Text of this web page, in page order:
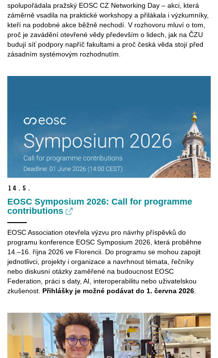
spolupořádala pražský EOSC CZ Networking Day – akci, která
záměrně vsadila na praktické workshopy a přilákala i výzkumníky,
kteří na podobné akce běžně nechodí. V rozhovoru mluví o tom,
proč je zavádění otevřené vědy především o lidech, jak na ČZU
budují síť podpory napříč fakultami a proč česká věda stojí před
zásadním systémovým rozhodnutím.
14. 5.
EOSC Symposium 2026: Call for programme
contributions
EOSC Association otevřela výzvu pro návrhy příspěvků do
programu konference EOSC Symposium 2026, která proběhne
14.–16. října 2026 ve Florencii. Do programu se mohou zapojit
jednotlivci, projekty i organizace a navrhnout témata, řečníky
nebo diskusní otázky zaměřené na budoucnost EOSC
Federation, práci s daty, AI, interoperabilitu nebo uživatelskou
zkušenost. Přihlášky je možné podávat do 1. června 2026